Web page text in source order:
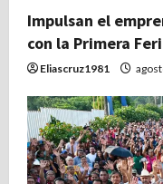
Impulsan el
con la Primera
Eliascruz1981